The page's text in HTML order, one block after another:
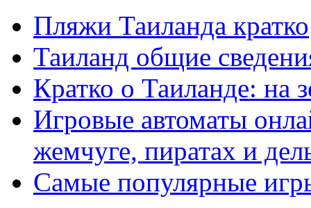
Пляжи Таиланда кратко
Таиланд общие
Кратко о Таиланде: на
Игровые автоматы
жемчуге, пиратах и
Самые популярные